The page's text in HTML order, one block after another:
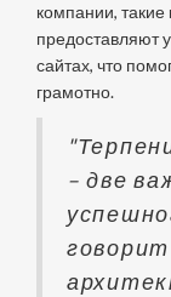
компании, такие
предоставляют
сайтах, что
грамотно.
– две
говорит